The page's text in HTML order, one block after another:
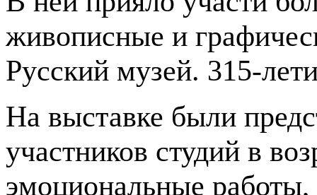
живописные и
Русский музей. 315-
На выставке были
участников студий в
эмоциональные работы,